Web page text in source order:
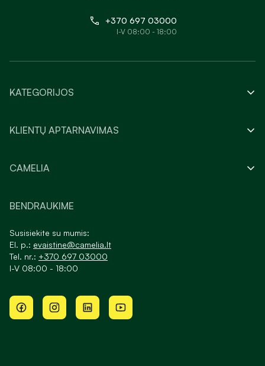
+370 697 03000
I-V 08:00 - 18:00
KATEGORIJOS
KLIENTŲ APTARNAVIMAS
CAMELIA
BENDRAUKIME
Susisiekite su mumis:
El. p.: evaistine@camelia.lt
Tel. nr.: +370 697 03000
I-V 08:00 - 18:00